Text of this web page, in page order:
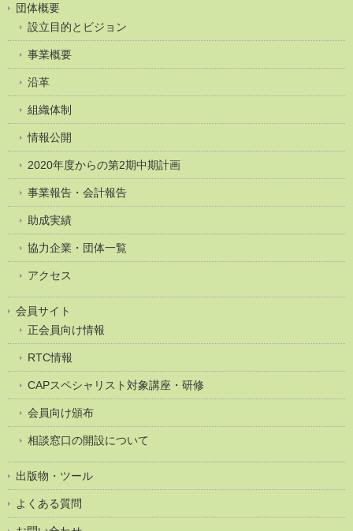
団体概要
設立目的とビジョン
事業概要
沿革
組織体制
情報公開
2020年度からの第2期中期計画
事業報告・会計報告
助成実績
協力企業・団体一覧
アクセス
会員サイト
正会員向け情報
RTC情報
CAPスペシャリスト対象講座・研修
会員向け頒布
相談窓口の開設について
出版物・ツール
よくある質問